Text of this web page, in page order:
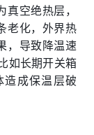
空绝热层，
老化，外界热
，导致降温速
如长期开关箱
造成保温层破